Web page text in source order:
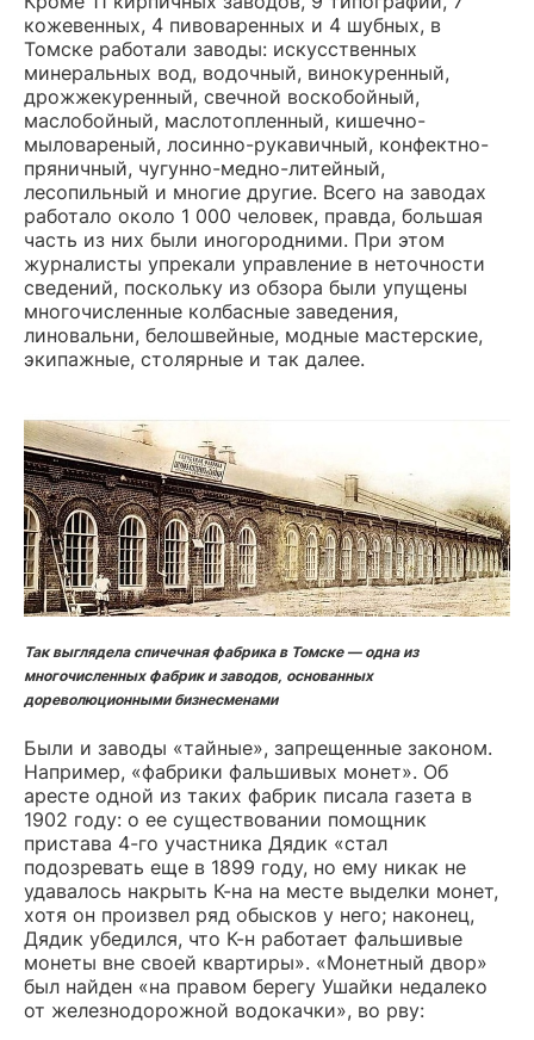
кожевенных, 4 пивоваренных и 4 шубных, в
Томске работали заводы: искусственных
минеральных вод, водочный, винокуренный,
дрожжекуренный, свечной воскобойный,
маслобойный, маслотопленный, кишечно-
мыловареный, лосинно-рукавичный, конфектно-
пряничный, чугунно-медно-литейный,
лесопильный и многие другие. Всего на заводах
работало около 1 000 человек, правда, большая
часть из них были иногородними. При этом
журналисты упрекали управление в неточности
сведений, поскольку из обзора были упущены
многочисленные колбасные заведения,
линовальни, белошвейные, модные мастерские,
экипажные, столярные и так далее.
Так выглядела спичечная фабрика в Томске — одна из
многочисленных фабрик и заводов, основанных
дореволюционными бизнесменами
Были и заводы «тайные», запрещенные законом.
Например, «фабрики фальшивых монет». Об
аресте одной из таких фабрик писала газета в
1902 году: о ее существовании помощник
пристава 4-го участника Дядик «стал
подозревать еще в 1899 году, но ему никак не
удавалось накрыть К-на на месте выделки монет,
хотя он произвел ряд обысков у него; наконец,
Дядик убедился, что К-н работает фальшивые
монеты вне своей квартиры». «Монетный двор»
был найден «на правом берегу Ушайки недалеко
от железнодорожной водокачки», во рву: